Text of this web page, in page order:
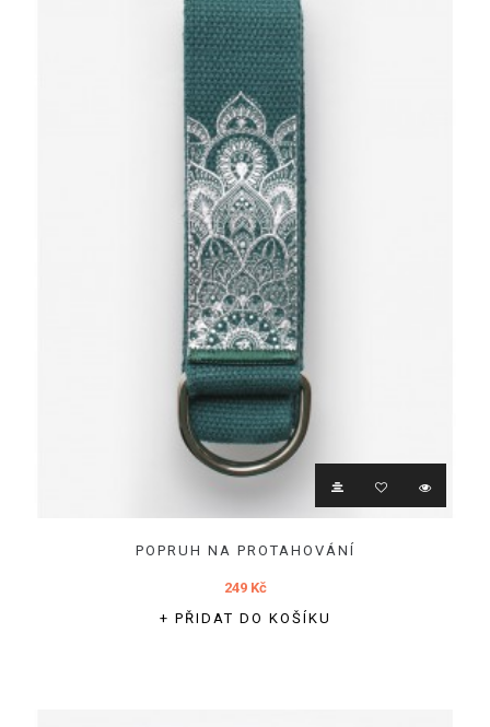
POPRUH NA PROTAHOVÁNÍ
249 Kč
+ PŘIDAT DO KOŠÍKU